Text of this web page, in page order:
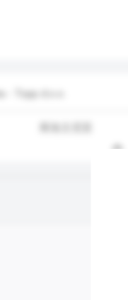
- Topp d.o.o.